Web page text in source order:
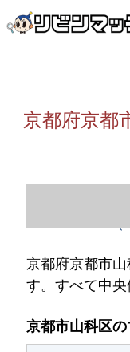
京都府京都
京都府京都市
す。すべて中央
京都市山科区